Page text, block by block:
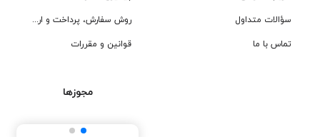
سؤالات متداول
تماس با ما
روش سفارش، پرداخت و ارسال
قوانین و مقررات
مجوزها